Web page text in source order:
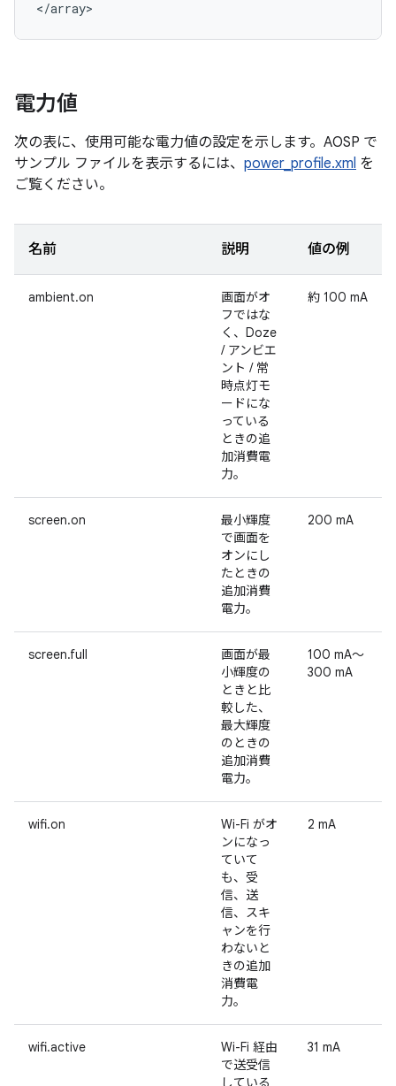
電力値
次の表に、使用可能な電力値の設定を示します。AOSP で
サンプル ファイルを表示するには、 power_profile.xml を
ご覧ください。
名前 説明 値の例
ambient.on
画面がオ
フではな
く、Doze
/ アンビエ
ント / 常
時点灯モ
ードにな
っている
ときの追
加消費電
力。
約 100 mA
screen.on
最小輝度
で画面を
オンにし
たときの
追加消費
電力。
200 mA
screen.full
画面が最
小輝度の
ときと比
較した、
最大輝度
のときの
追加消費
電力。
100 mA～
300 mA
wifi.on
Wi-Fi がオ
ンになっ
ていて
も、受
信、送
信、スキ
ャンを行
わないと
きの追加
消費電
力。
2 mA
wifi.active
Wi-Fi 経由
で送受信
している
31 mA